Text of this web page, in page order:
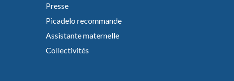
Presse
Picadelo recommande
Assistante maternelle
Collectivités